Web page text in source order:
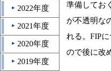
▲ 2022年度
▲ 2021年度
▲ 2020年度
▲ 2019年度
準備してお
が不透明な
れる。FIP
ので後に改